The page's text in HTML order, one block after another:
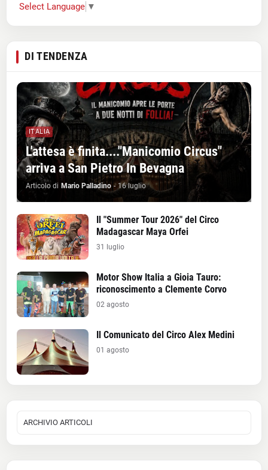
Select Language ▼
DI TENDENZA
ITALIA
L'attesa è finita...."Manicomio Circus"
arriva a San Pietro In Bevagna
Articolo di Mario Palladino - 16 luglio
Il "Summer Tour 2026" del Circo
Madagascar Maya Orfei
31 luglio
Motor Show Italia a Gioia Tauro:
riconoscimento a Clemente Corvo
02 agosto
Il Comunicato del Circo Alex Medini
01 agosto